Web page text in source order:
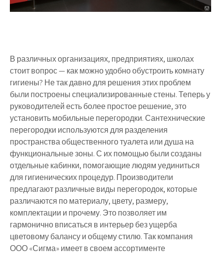
В различных организациях, предприятиях, школах
стоит вопрос — как можно удобно обустроить комнату
гигиены? Не так давно для решения этих проблем
были построены специализированные стены. Теперь у
руководителей есть более простое решение, это
установить мобильные перегородки. Сантехнические
перегородки используются для разделения
пространства общественного туалета или душа на
функциональные зоны. С их помощью были созданы
отдельные кабинки, помогающие людям уединиться
для гигиенических процедур. Производители
предлагают различные виды перегородок, которые
различаются по материалу, цвету, размеру,
комплектации и прочему. Это позволяет им
гармонично вписаться в интерьер без ущерба
цветовому балансу и общему стилю. Так компания
ООО «Сигма» имеет в своем ассортименте